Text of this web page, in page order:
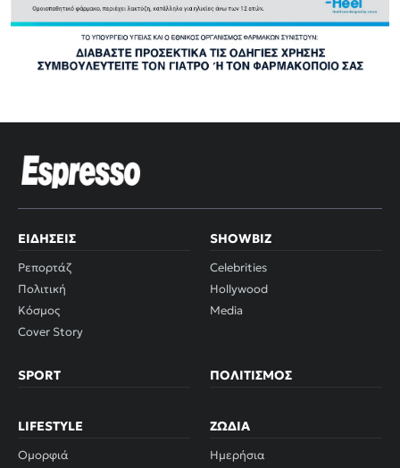
ΕΙΔΉΣΕΙΣ
Ρεπορτάζ
Πολιτική
Κόσμος
Cover Story
SHOWBIZ
Celebrities
Hollywood
Media
SPORT ΠΟΛΙΤΙΣΜΌΣ
LIFESTYLE
Ομορφιά
ΖΏΔΙΑ
Ημερήσια